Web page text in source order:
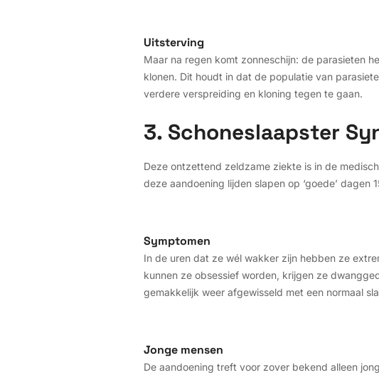
Uitsterving
Maar na regen komt zonneschijn: de parasieten
klonen. Dit houdt in dat de populatie van
verdere verspreiding en kloning tegen te gaan.
3. Schoneslaapster
Deze ontzettend zeldzame ziekte is in de
deze aandoening lijden slapen op ‘goede’ dagen
Symptomen
In de uren dat ze wél wakker zijn hebben ze
kunnen ze obsessief worden, krijgen ze
gemakkelijk weer afgewisseld met een normaal
Jonge mensen
De aandoening treft voor zover bekend alleen